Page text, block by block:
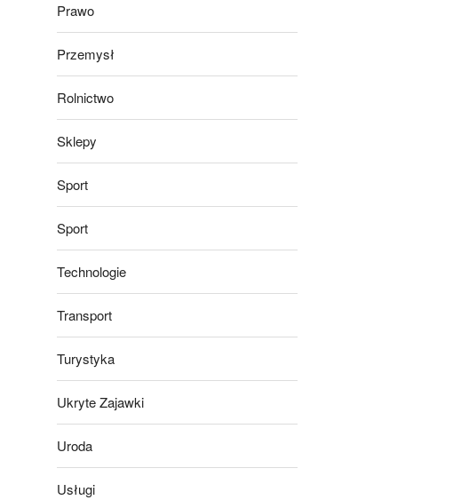
Prawo
Przemysł
Rolnictwo
Sklepy
Sport
Sport
Technologie
Transport
Turystyka
Ukryte Zajawki
Uroda
Usługi